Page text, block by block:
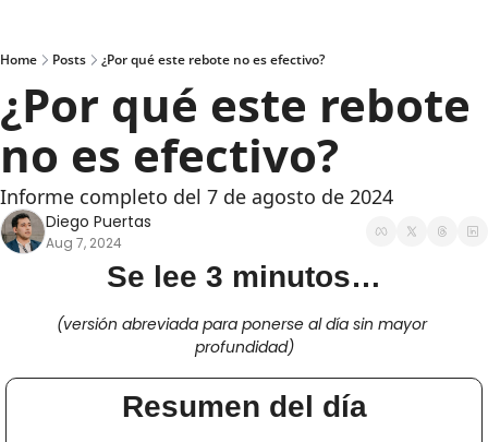
Home Posts ¿Por qué este rebote no es efectivo?
¿Por qué este rebote
no es efectivo?
Informe completo del 7 de agosto de 2024
Diego Puertas
Aug 7, 2024
Se lee 3 minutos…
(versión abreviada para ponerse al día sin mayor
profundidad)
Resumen del día